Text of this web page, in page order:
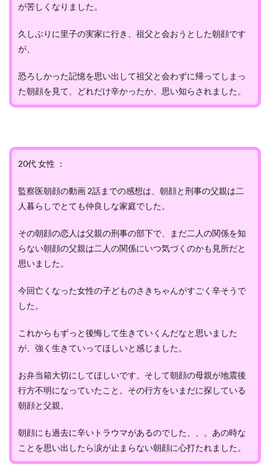
が苦しくなりました。
久しぶりに里子の実家に行き、祖父と会おうとした朝顔です
が、
恐ろしかった記憶を思い出して祖父と会わずに帰ってしまっ
た朝顔を見て、どれだけ辛かったか、思い知らされました。
20代 女性 ：
監察医朝顔の動画 2話までの感想は、朝顔と刑事の父親は二
人暮らしでとても仲良しな家庭でした。
その朝顔の恋人は父親の刑事の部下で、まだ二人の関係を知
らない朝顔の父親は二人の関係にいつ気づくのかも見所だと
思いました。
今回亡くなった女性の子どものさきちゃんがすごく辛そうで
した。
これからもずっと後悔して生きていくんだなと思いました
が、強く生きていってほしいと感じました。
お弁当箱大切にしてほしいです。そして朝顔の母親が地震後
行方不明になっていたこと。その行方をいまだに探している
朝顔と父親。
朝顔にも過去に辛いトラウマがあるのでした、、。あの時な
ことを思い出したら涙が止まらない朝顔に心打たれました。